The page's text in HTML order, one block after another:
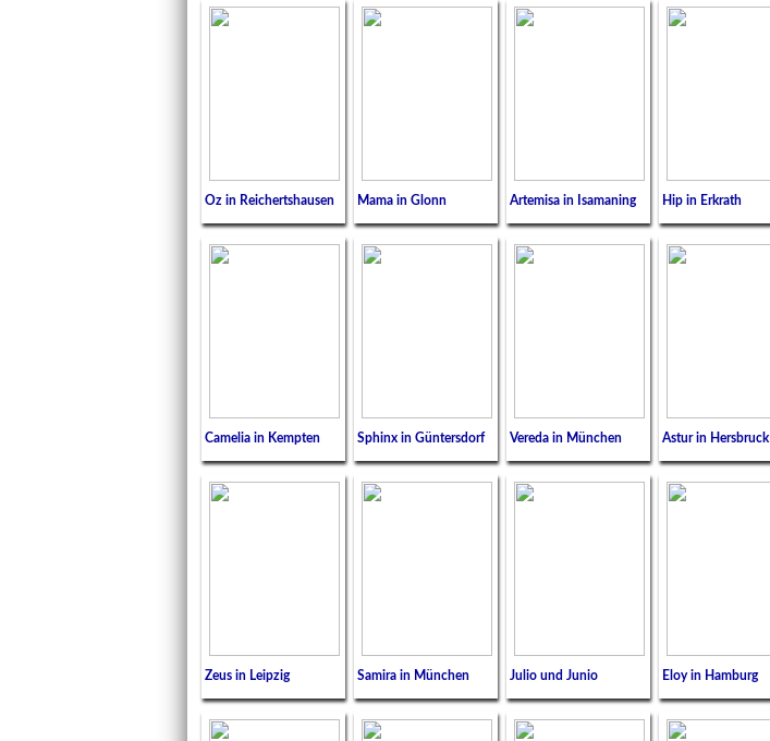
Oz in Reichertshausen Mama in Glonn Artemisa in Isamaning Hip in Erkrath
Camelia in Kempten Sphinx in Güntersdorf Vereda in München Astur in Hersbruck
Zeus in Leipzig Samira in München Julio und Junio Eloy in Hamburg